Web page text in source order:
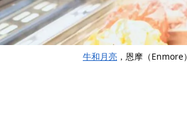
牛和月亮 ，恩摩（Enmore）